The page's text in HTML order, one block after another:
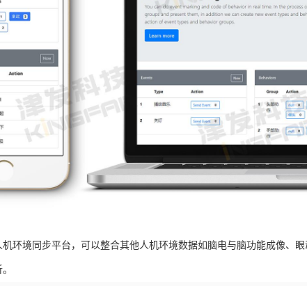
机环境同步平台，可以整合其他人机环境数据如脑电与脑功能成像、